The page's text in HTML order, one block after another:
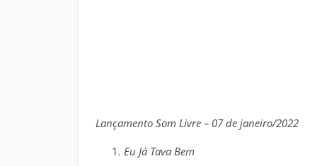
Lançamento Som Livre – 07 de janeiro/2022
Eu Já Tava Bem